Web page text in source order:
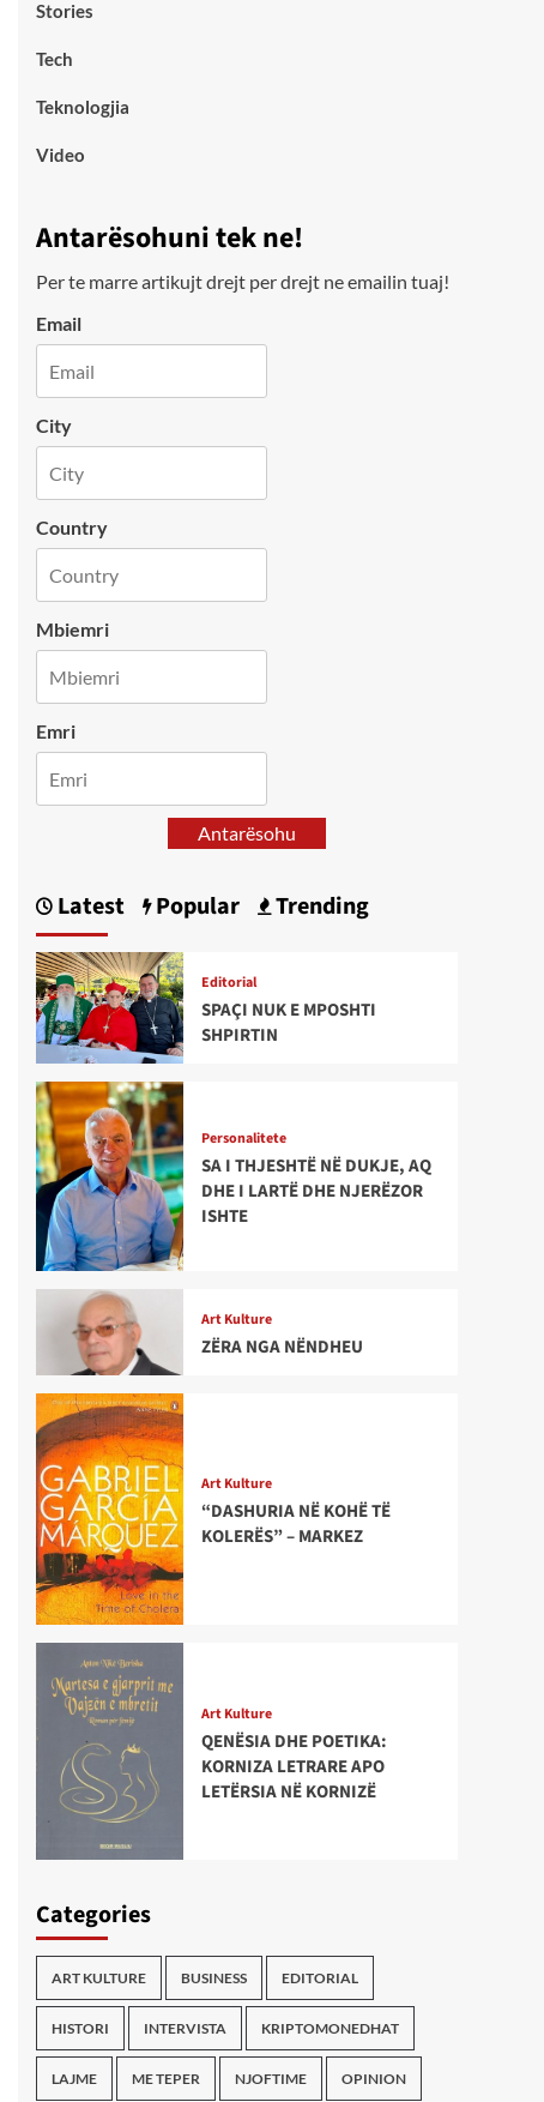
Stories
Tech
Teknologjia
Video
Antarësohuni tek ne!
Per te marre artikujt drejt per drejt ne emailin tuaj!
Email
City
Country
Mbiemri
Emri
Antarësohu
Latest Popular Trending
Editorial
SPAÇI NUK E MPOSHTI
SHPIRTIN
Personalitete
SA I THJESHTË NË DUKJE, AQ
DHE I LARTË DHE NJERËZOR
ISHTE
Art Kulture
ZËRA NGA NËNDHEU
Art Kulture
“DASHURIA NË KOHË TË
KOLERËS” – MARKEZ
Art Kulture
QENËSIA DHE POETIKA:
KORNIZA LETRARE APO
LETËRSIA NË KORNIZË
Categories
ART KULTURE BUSINESS EDITORIAL
HISTORI INTERVISTA KRIPTOMONEDHAT
LAJME ME TEPER NJOFTIME OPINION